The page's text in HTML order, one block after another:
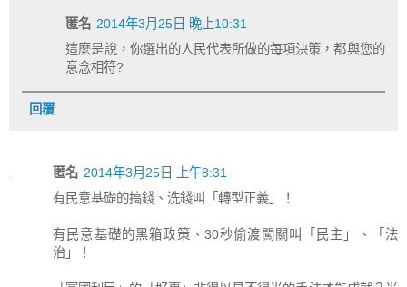
匿名 2014年3月25日 晚上10:31
這麼是說，你選出的人民代表所做的每項決策，都與您的
意念相符?
回覆
匿名 2014年3月25日 上午8:31
有民意基礎的搞錢、洗錢叫「轉型正義」！
有民意基礎的黑箱政策、30秒偷渡闖關叫「民主」、「法
治」！